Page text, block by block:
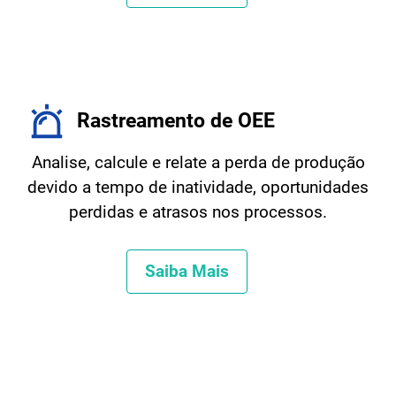
Rastreamento de OEE
Analise, calcule e relate a perda de produção
devido a tempo de inatividade, oportunidades
perdidas e atrasos nos processos.
Saiba Mais